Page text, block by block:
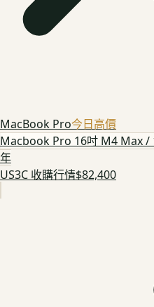
MacBook Pro今日高價
Macbook Pro 16吋 M4 Max /
年
US3C 收購行情$82,400